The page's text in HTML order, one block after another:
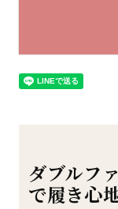
ダブルフ
で履き心